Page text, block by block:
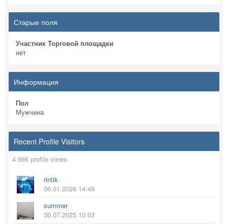
Старые поля
Участник Торговой площадки
нет
Информация
Пол
Мужчина
Recent Profile Visitors
4 666 profile views
rintik
06.01.2026 14:49
summer
30.07.2025 10:03